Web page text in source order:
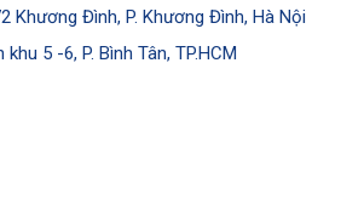
Khương Đình, P. Khương Đình, Hà Nội
5 -6, P. Bình Tân, TP.HCM